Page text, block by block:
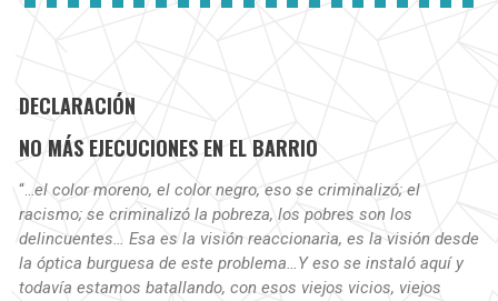
DECLARACIÓN
NO MÁS EJECUCIONES EN EL BARRIO
“…el color moreno, el color negro, eso se criminalizó; el
racismo; se criminalizó la pobreza, los pobres son los
delincuentes… Esa es la visión reaccionaria, es la visión desde
la óptica burguesa de este problema…Y eso se instaló aquí y
todavía estamos batallando, con esos viejos vicios, viejos